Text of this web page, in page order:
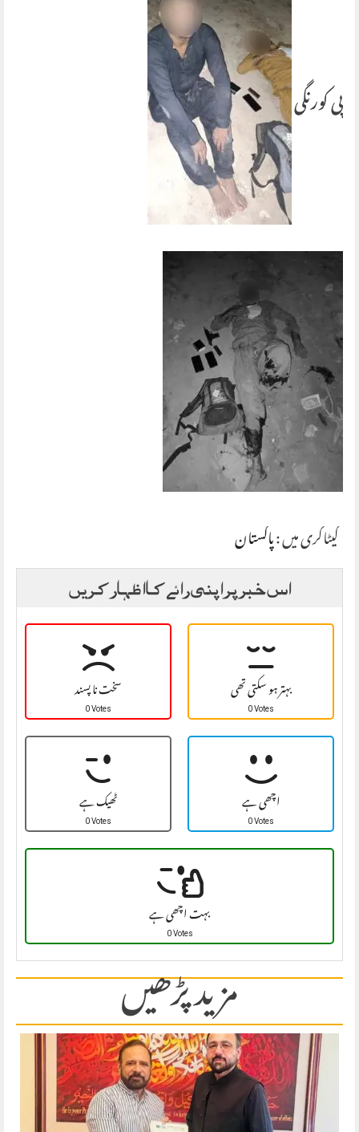
پی کورنگی
کیٹاگری میں :پاکستان
اس خبر پر اپنی رائے کا اظہار کریں
سخت نا پسند
0 Votes بہتر ہو سکتی تھی
0 Votes
ٹھیک ہے
0 Votes اچھی ہے
0 Votes
بہت اچھی ہے
0 Votes
مزید پڑھیں